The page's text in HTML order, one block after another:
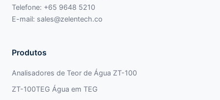
Telefone: +65 9648 5210
E-mail: sales@zelentech.co
Produtos
Analisadores de Teor de Água ZT-100
ZT-100TEG Água em TEG